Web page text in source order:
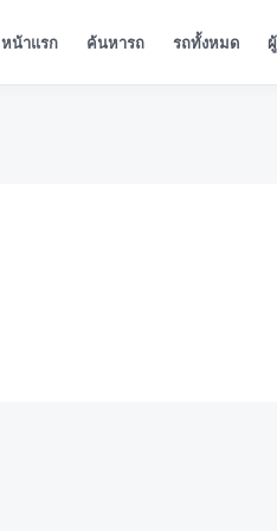
หน้าแรก ค้นหารถ รถทั้งหมด